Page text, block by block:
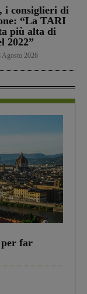
i consiglieri di
“La TARI
più alta di
2022”
Agosto 2026
per far